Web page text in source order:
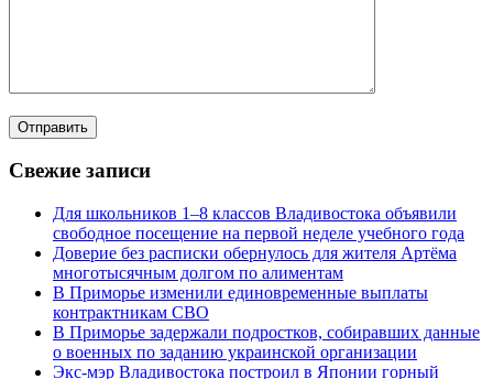
Свежие записи
Для школьников 1–8 классов Владивостока объявили
свободное посещение на первой неделе учебного года
Доверие без расписки обернулось для жителя Артёма
многотысячным долгом по алиментам
В Приморье изменили единовременные выплаты
контрактникам СВО
В Приморье задержали подростков, собиравших данные
о военных по заданию украинской организации
Экс-мэр Владивостока построил в Японии горный